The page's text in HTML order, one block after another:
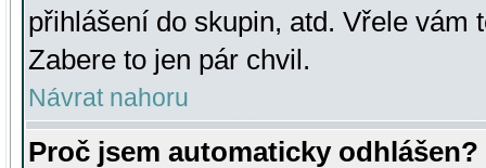
přihlášení do skupin, atd. Vřele vám
Zabere to jen pár chvil.
Návrat nahoru
Proč jsem automaticky odhlášen?